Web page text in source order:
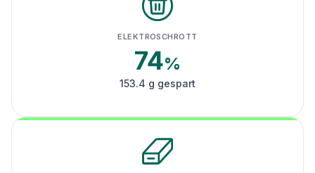
ELEKTROSCHROTT
74%
153.4 g gespart